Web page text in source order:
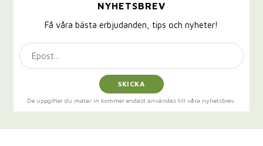
NYHETSBREV
Få våra bästa erbjudanden, tips och nyheter!
SKICKA
De uppgifter du matar in kommer endast användas till våra nyhetsbrev.